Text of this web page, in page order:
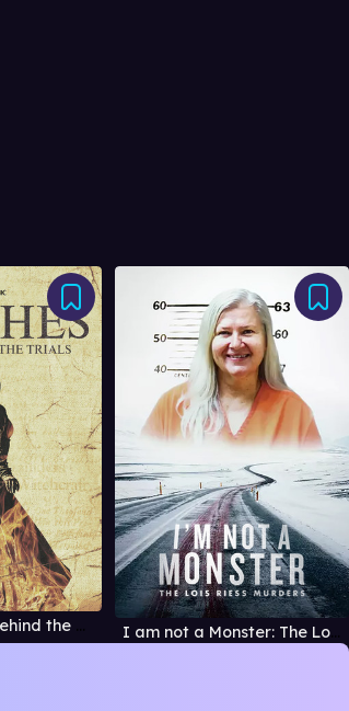
Witches: Truth Behind the Trials I am not a Monster: The Lois Riess Murders